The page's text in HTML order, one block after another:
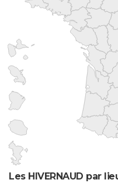
Les HIVERNAUD par